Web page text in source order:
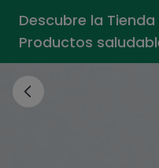
Descubre la
Productos